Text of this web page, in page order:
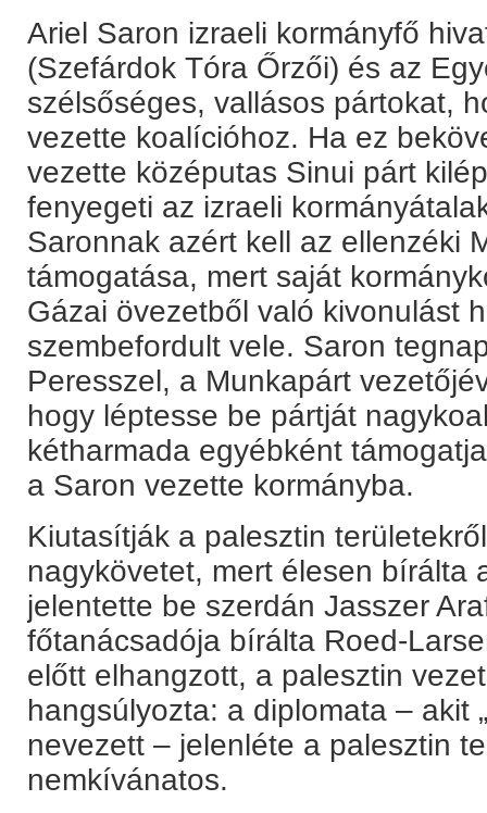
Ariel Saron izraeli kormányfő
(Szefárdok Tóra Őrzői) és az
szélsőséges, vallásos pártokat,
vezette koalícióhoz. Ha ez
vezette középutas Sinui párt
fenyegeti az izraeli
Saronnak azért kell az ellenzéki
támogatása, mert saját
Gázai övezetből való kivonulást
szembefordult vele. Saron
Peresszel, a Munkapárt
hogy léptesse be pártját
kétharmada egyébként
a Saron vezette kormányba.
Kiutasítják a palesztin
nagykövetet, mert élesen bírálta
jelentette be szerdán Jasszer
főtanácsadója bírálta Roed-
előtt elhangzott, a palesztin
hangsúlyozta: a diplomata – akit
nevezett – jelenléte a palesztin
nemkívánatos.